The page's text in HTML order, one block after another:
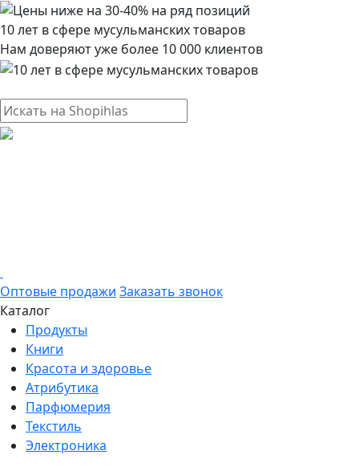
10 лет в сфере мусульманских товаров
Нам доверяют уже более 10 000 клиентов
Оптовые продажи Заказать звонок
Каталог
Продукты
Книги
Красота и здоровье
Атрибутика
Парфюмерия
Текстиль
Электроника